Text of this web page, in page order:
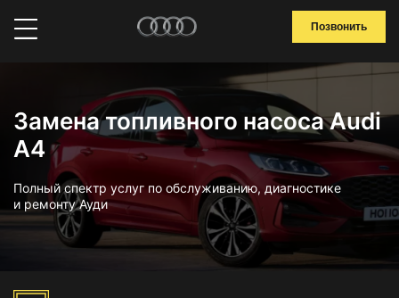
Позвонить
Замена топливного насоса Audi
A4
Полный спектр услуг по обслуживанию, диагностике
и ремонту Ауди